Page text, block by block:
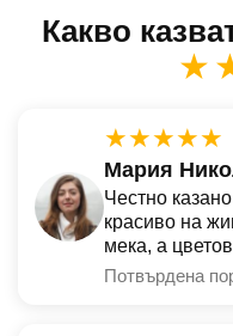
Какво
★★★★★
Мария
Честно
красиво на
мека, а
Потвърдена